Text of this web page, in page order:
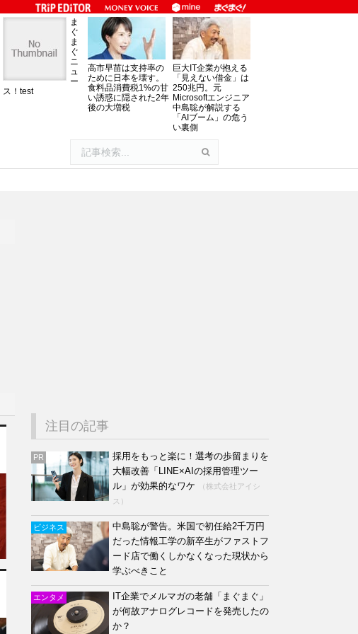
ま
ぐ
ま
ぐ
ニ
ュ
ー
ス！test
高市早苗は支持率の
ために日本を壊す。
食料品消費税1%の甘
い誘惑に隠された2年
後の大増税
巨大IT企業が抱える
「見えない借金」は
250兆円。元
Microsoftエンジニア
中島聡が解説する
「AIブーム」の危う
い裏側
注目の記事
PR
採用をもっと楽に！選考の歩留まりを
大幅改善「LINE×AIの採用管理ツー
ル」が効果的なワケ
（株式会社アイシ
ス）
ビジネス
中島聡が警告。米国で初任給2千万円
だった情報工学の新卒生がファストフ
ード店で働くしかなくなった現状から
学ぶべきこと
エンタメ
IT企業でメルマガの老舗「まぐまぐ」
が何故アナログレコードを発売したの
か？